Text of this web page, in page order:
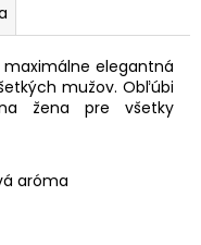
elegantná
mužov. Obľúbi
žena pre všetky
aróma